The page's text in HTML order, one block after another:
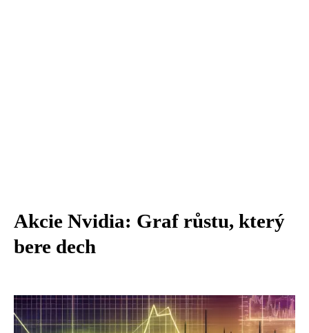
Akcie Nvidia: Graf růstu, který
bere dech